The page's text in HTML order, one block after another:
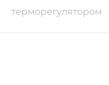
терморегулятором